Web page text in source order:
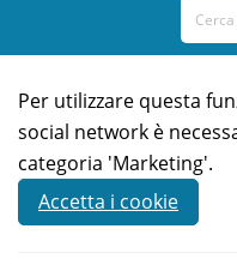
Per utilizzare questa
social network è
categoria 'Marketing'.
Accetta i cookie